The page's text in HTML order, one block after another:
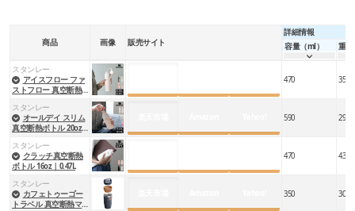
商品 画像 販売サイト
詳細情報
容量（ml）
重
スタンレー
アイスフロー ファ
ストフロー 真空断熱
470 350
スタンレー
オールデイ スリム
真空断熱ボトル 20oz
590 290
スタンレー
クラッチ真空断熱
ボトル 16oz｜0.47L
470 430
スタンレー
カフェトゥーゴー
トラベル 真空断熱マ
350 300